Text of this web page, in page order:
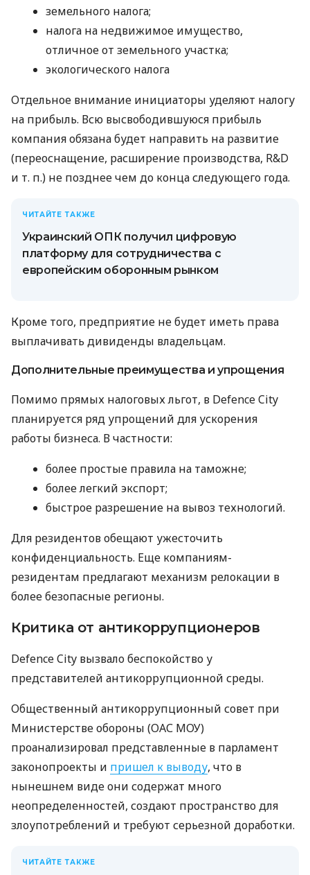
земельного налога;
налога на недвижимое имущество,
отличное от земельного участка;
экологического налога
Отдельное внимание инициаторы уделяют налогу
на прибыль. Всю высвободившуюся прибыль
компания обязана будет направить на развитие
(переоснащение, расширение производства, R&D
и т. п.) не позднее чем до конца следующего года.
ЧИТАЙТЕ ТАКЖЕ
Украинский ОПК получил цифровую
платформу для сотрудничества с
европейским оборонным рынком
Кроме того, предприятие не будет иметь права
выплачивать дивиденды владельцам.
Дополнительные преимущества и упрощения
Помимо прямых налоговых льгот, в Defence City
планируется ряд упрощений для ускорения
работы бизнеса. В частности:
более простые правила на таможне;
более легкий экспорт;
быстрое разрешение на вывоз технологий.
Для резидентов обещают ужесточить
конфиденциальность. Еще компаниям-
резидентам предлагают механизм релокации в
более безопасные регионы.
Критика от антикоррупционеров
Defence City вызвало беспокойство у
представителей антикоррупционной среды.
Общественный антикоррупционный совет при
Министерстве обороны (ОАС МОУ)
проанализировал представленные в парламент
законопроекты и пришел к выводу, что в
нынешнем виде они содержат много
неопределенностей, создают пространство для
злоупотреблений и требуют серьезной доработки.
ЧИТАЙТЕ ТАКЖЕ